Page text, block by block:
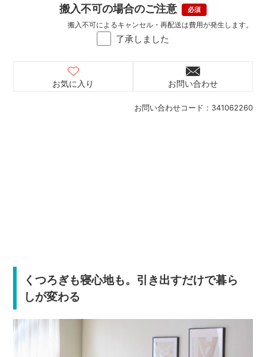
お問い合わせコード： 341062260
搬入不可の場合のご注意
了承しました
搬入不可によるキャンセル・再配送は費用が発生します。
お気に入り お問い合わせ
くつろぎも寝心地も。引き出すだけで暮ら
しが変わる